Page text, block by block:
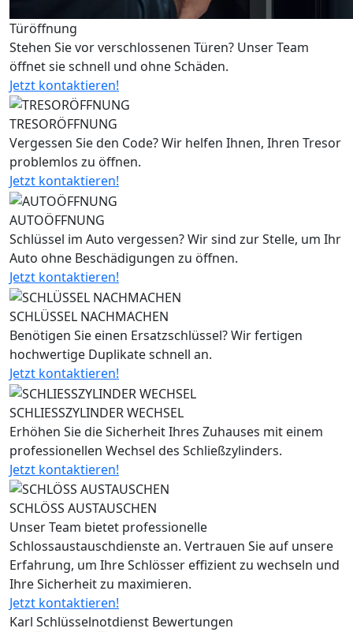
Türöffnung
Stehen Sie vor verschlossenen Türen? Unser Team
öffnet sie schnell und ohne Schäden.
Jetzt kontaktieren!
TRESORÖFFNUNG
Vergessen Sie den Code? Wir helfen Ihnen, Ihren Tresor
problemlos zu öffnen.
Jetzt kontaktieren!
AUTOÖFFNUNG
Schlüssel im Auto vergessen? Wir sind zur Stelle, um Ihr
Auto ohne Beschädigungen zu öffnen.
Jetzt kontaktieren!
SCHLÜSSEL NACHMACHEN
Benötigen Sie einen Ersatzschlüssel? Wir fertigen
hochwertige Duplikate schnell an.
Jetzt kontaktieren!
SCHLIESSZYLINDER WECHSEL
Erhöhen Sie die Sicherheit Ihres Zuhauses mit einem
professionellen Wechsel des Schließzylinders.
Jetzt kontaktieren!
SCHLÖSS AUSTAUSCHEN
Unser Team bietet professionelle
Schlossaustauschdienste an. Vertrauen Sie auf unsere
Erfahrung, um Ihre Schlösser effizient zu wechseln und
Ihre Sicherheit zu maximieren.
Jetzt kontaktieren!
Karl Schlüsselnotdienst Bewertungen